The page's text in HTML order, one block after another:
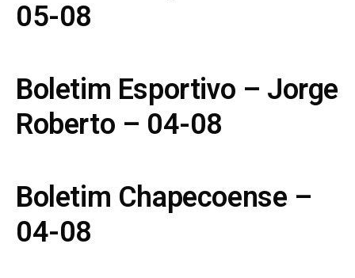
05-08
Boletim Esportivo – Jorge
Roberto – 04-08
Boletim Chapecoense –
04-08